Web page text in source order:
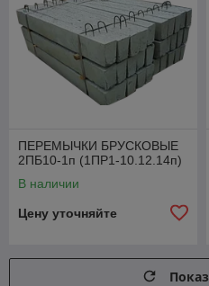
ПЕРЕМЫЧКИ БРУСКОВЫЕ
2ПБ10-1п (1ПР1-10.12.14п)
В наличии
Цену уточняйте